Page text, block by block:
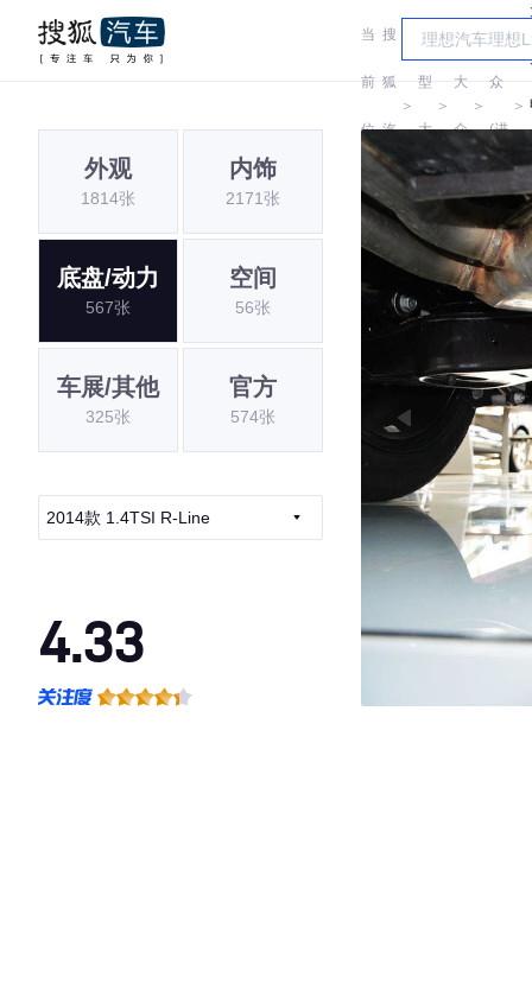
当
前
位
搜
狐
汽
车
＞
车
型
大
全
＞
大
众
＞
大
众
(进
口)
＞
外观
1814张
内饰
2171张
底盘/动力
567张
空间
56张
车展/其他
325张
官方
574张
2014款 1.4TSI R-Line
4.33